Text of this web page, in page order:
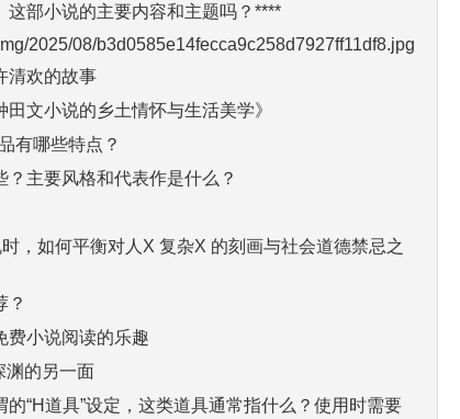
这部小说的主要内容和主题吗？****
2025/08/b3d0585e14fecca9c258d7927ff11df8.jpg
清欢的故事
田文小说的乡土情怀与生活美学》
有哪些特点？
主要风格和代表作是什么？
，如何平衡对人X 复杂X 的刻画与社会道德禁忌之
？
费小说阅读的乐趣
渊的另一面
“H道具”设定，这类道具通常指什么？使用时需要